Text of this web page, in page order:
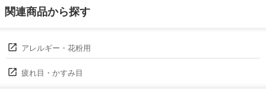
関連商品から探す
アレルギー・花粉用
疲れ目・かすみ目